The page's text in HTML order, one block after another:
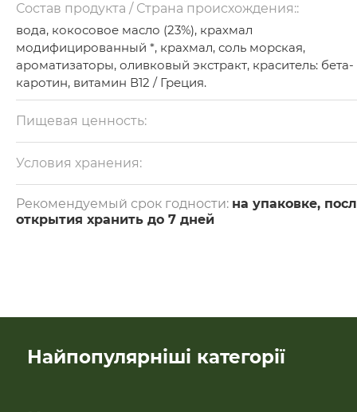
Состав продукта / Страна происхождения::
вода, кокосовое масло (23%), крахмал
модифицированный *, крахмал, соль морская,
ароматизаторы, оливковый экстракт, краситель: бета-
каротин, витамин В12 / Греция.
* Не путать с ГМО ингредиентами.
Пищевая ценность:
на 100 г: белки — 0 г, жиры — 23 г, углеводы — 20 г.
Калорийность — 285 ккал.
Условия хранения:
Хранить при температуре +2 + 8°С.
Рекомендуемый срок годности: на упаковке,
открытия хранить до 7 дней
Найпопулярніші категорії